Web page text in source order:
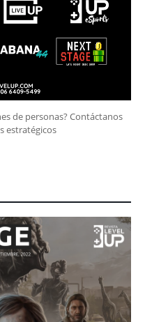
de personas? Contáctanos
estratégicos